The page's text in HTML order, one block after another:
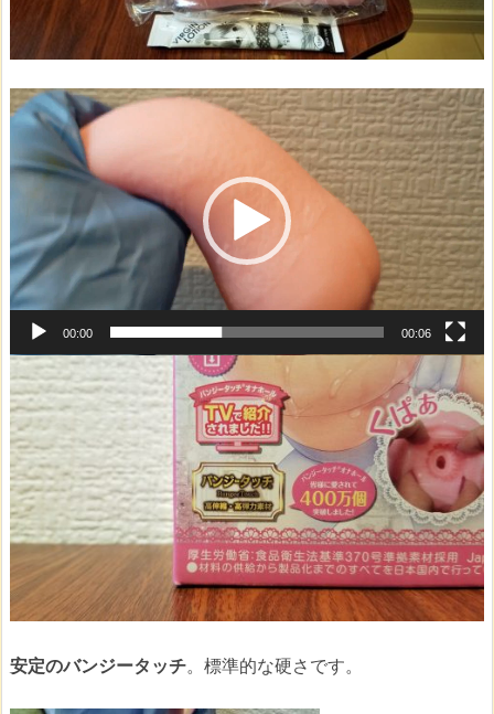
動
画
プ
ヤ
ー
00:00 00:06
安定のバンジータッチ。標準的な硬さです。